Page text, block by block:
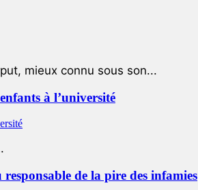
mieux connu sous son...
à l’université
de la pire des infamies